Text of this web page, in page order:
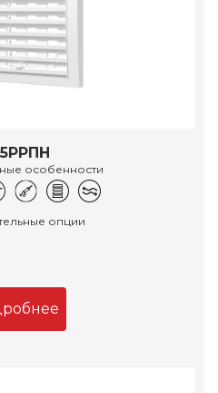
особенности
опции